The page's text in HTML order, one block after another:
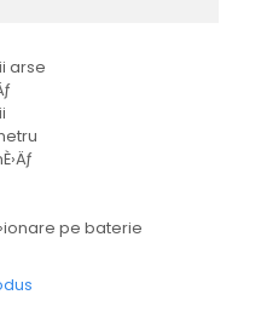
arse
pe baterie